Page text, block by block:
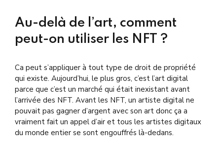
Au-delà de l’art, comment
peut-on utiliser les NFT ?
Ca peut s’appliquer à tout type de droit de propriété
qui existe. Aujourd’hui, le plus gros, c’est l’art digital
parce que c’est un marché qui était inexistant avant
l’arrivée des NFT. Avant les NFT, un artiste digital ne
pouvait pas gagner d’argent avec son art donc ça a
vraiment fait un appel d’air et tous les artistes digitaux
du monde entier se sont engouffrés là-dedans.